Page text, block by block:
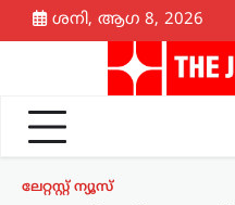
Skip
to
ശനി, ആഗ 8, 2026
ലേറ്റസ്റ്റ് ന്യൂസ്